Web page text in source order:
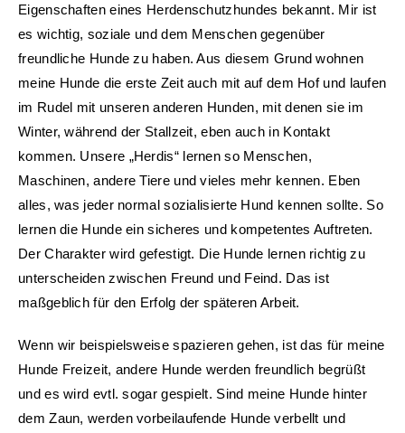
Eigenschaften eines Herdenschutzhundes bekannt. Mir ist
es wichtig, soziale und dem Menschen gegenüber
freundliche Hunde zu haben. Aus diesem Grund wohnen
meine Hunde die erste Zeit auch mit auf dem Hof und laufen
im Rudel mit unseren anderen Hunden, mit denen sie im
Winter, während der Stallzeit, eben auch in Kontakt
kommen. Unsere „Herdis“ lernen so Menschen,
Maschinen, andere Tiere und vieles mehr kennen. Eben
alles, was jeder normal sozialisierte Hund kennen sollte. So
lernen die Hunde ein sicheres und kompetentes Auftreten.
Der Charakter wird gefestigt. Die Hunde lernen richtig zu
unterscheiden zwischen Freund und Feind. Das ist
maßgeblich für den Erfolg der späteren Arbeit.
Wenn wir beispielsweise spazieren gehen, ist das für meine
Hunde Freizeit, andere Hunde werden freundlich begrüßt
und es wird evtl. sogar gespielt. Sind meine Hunde hinter
dem Zaun, werden vorbeilaufende Hunde verbellt und